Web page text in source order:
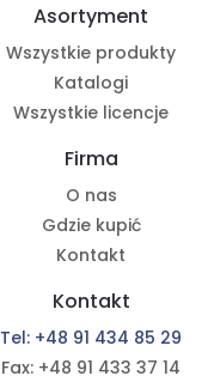
Asortyment
Wszystkie produkty
Katalogi
Wszystkie licencje
Firma
O nas
Gdzie kupić
Kontakt
Kontakt
Tel: +48 91 434 85 29
Fax: +48 91 433 37 14